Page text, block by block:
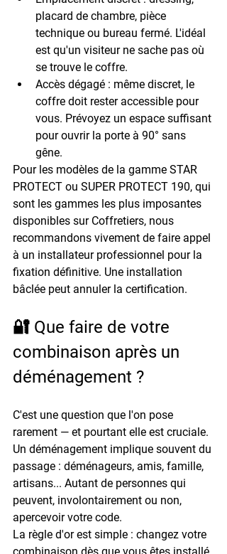
placard de chambre, pièce
technique ou bureau fermé. L'idéal
est qu'un visiteur ne sache pas où
se trouve le coffre.
Accès dégagé : même discret, le
coffre doit rester accessible pour
vous. Prévoyez un espace suffisant
pour ouvrir la porte à 90° sans
gêne.
Pour les modèles de la gamme STAR
PROTECT ou SUPER PROTECT 190, qui
sont les gammes les plus imposantes
disponibles sur Coffretiers, nous
recommandons vivement de faire appel
à un installateur professionnel pour la
fixation définitive. Une installation
bâclée peut annuler la certification.
🔐 Que faire de votre
combinaison après un
déménagement ?
C'est une question que l'on pose
rarement — et pourtant elle est cruciale.
Un déménagement implique souvent du
passage : déménageurs, amis, famille,
artisans... Autant de personnes qui
peuvent, involontairement ou non,
apercevoir votre code.
La règle d'or est simple : changez votre
combinaison dès que vous êtes installé